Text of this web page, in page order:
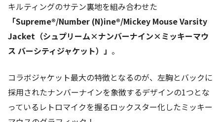
キルティングのサテン裏地を組み合わせた
「Supreme®/Number (N)ine®/Mickey Mouse Varsity
Jacket（シュプリーム×ナンバーナイン×ミッキーマウ
ス バーシティジャケット）」 。
コラボジャケット最大の特徴となるのが、左胸とバックに
採用されたナンバーナインを象徴するデザインの1つとな
っているレトロマイクを握るロックスター化したミッキー